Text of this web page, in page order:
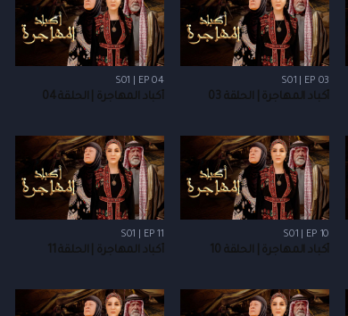
S01 | EP 03
أكباد المهاجرة | الحلقة 03
S01 | EP 04
أكباد المهاجرة | الحلقة 04
S01 | EP 10
أكباد المهاجرة | الحلقة 10
S01 | EP 11
أكباد المهاجرة | الحلقة 11